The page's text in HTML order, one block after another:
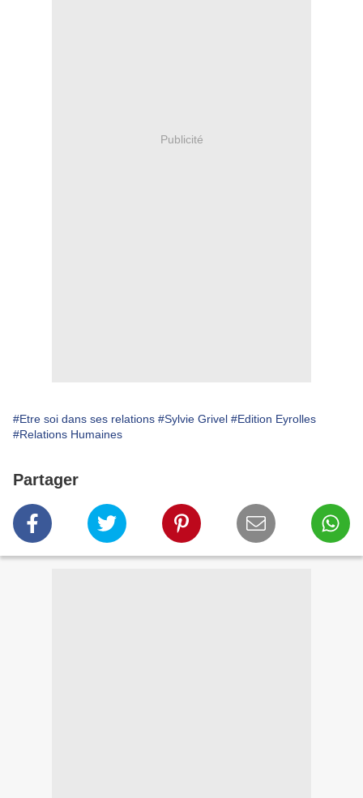
Publicité
#Etre soi dans ses relations #Sylvie Grivel #Edition Eyrolles
#Relations Humaines
Partager